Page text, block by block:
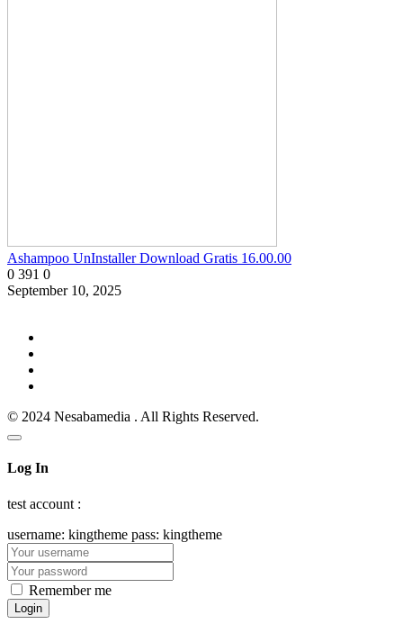
Ashampoo UnInstaller Download Gratis 16.00.00
0 391 0
September 10, 2025
© 2024 Nesabamedia . All Rights Reserved.
Log In
test account :
username: kingtheme pass: kingtheme
Remember me